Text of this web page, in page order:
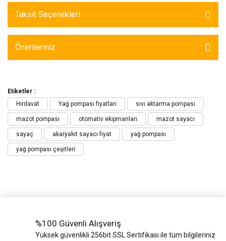
Taksit Seçenekleri
Önerileriniz
Etiketler :
Hırdavat
Yağ pompası fiyatları sıvı aktarma pompası
mazot pompası otomativ ekipmanları mazot sayacı
sayaç akaryakıt sayacı fiyat yağ pompası
yağ pompası çeşitleri
%100 Güvenli Alışveriş
Yüksek güvenlikli 256bit SSL Sertifikası ile tüm bilgileriniz